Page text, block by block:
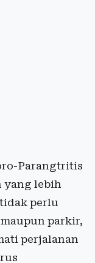
Parangtritis
yang lebih
perlu
parkir,
perjalanan